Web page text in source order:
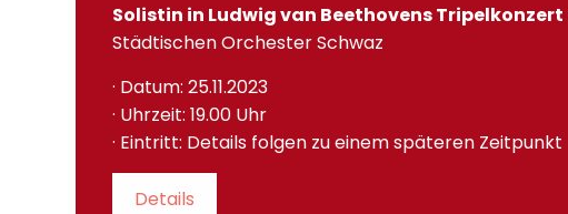
Solistin in Ludwig van Beethovens Tripelkonzert
Städtischen Orchester Schwaz
· Datum: 25.11.2023
· Uhrzeit: 19.00 Uhr
· Eintritt: Details folgen zu einem späteren Zeitpunkt
Details